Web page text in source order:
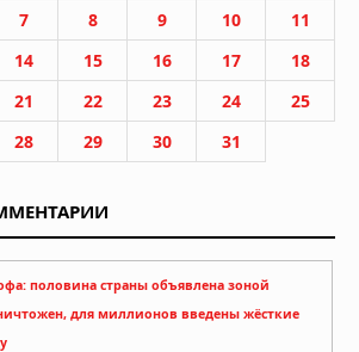
7 8 9 10
11
14 15 16 17
18
21 22 23 24
25
28 29 30 31
половина страны объявлена зоной
для миллионов введены жёсткие